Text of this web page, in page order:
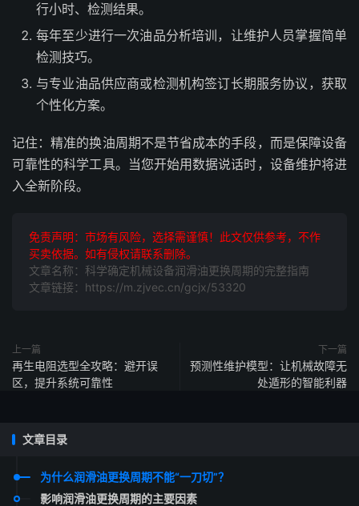
行小时、检测结果。
每年至少进行一次油品分析培训，让维护人员掌握简单
检测技巧。
与专业油品供应商或检测机构签订长期服务协议，获取
个性化方案。
记住：精准的换油周期不是节省成本的手段，而是保障设备
可靠性的科学工具。当您开始用数据说话时，设备维护将进
入全新阶段。
免责声明：市场有风险，选择需谨慎！此文仅供参考，不作
买卖依据。如有侵权请联系删除。
文章名称：科学确定机械设备润滑油更换周期的完整指南
文章链接：https://m.zjvec.cn/gcjx/53320
上一篇
再生电阻选型全攻略：避开误
区，提升系统可靠性
下一篇
预测性维护模型：让机械故障无
处遁形的智能利器
文章目录
为什么润滑油更换周期不能“一刀切”？
影响润滑油更换周期的主要因素